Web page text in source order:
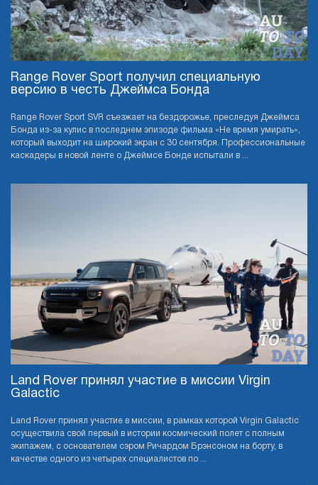
Range Rover Sport получил специальную
версию в честь Джеймса Бонда
Range Rover Sport SVR съезжает на бездорожье, преследуя Джеймса
Бонда из-за кулис в последнем эпизоде фильма «Не время умирать»,
который выходит на широкий экран с 30 сентября. Профессиональные
каскадеры в новой ленте о Джеймсе Бонде испытали в ...
Land Rover принял участие в миссии Virgin
Galactic
Land Rover принял участие в миссии, в рамках которой Virgin Galactic
осуществила свой первый в истории космический полет с полным
экипажем, с основателем сэром Ричардом Брэнсоном на борту, в
качестве одного из четырех специалистов по ...